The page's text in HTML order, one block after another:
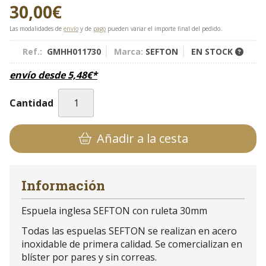
30,00€
Las modalidades de envío y de pago pueden variar el importe final del pedido.
Ref.: GMHH011730 Marca: SEFTON EN STOCK
envío desde5,48€*
Cantidad
Añadir a la cesta
Información
Espuela inglesa SEFTON con ruleta 30mm
Todas las espuelas SEFTON se realizan en acero
inoxidable de primera calidad. Se comercializan en
blíster por pares y sin correas.